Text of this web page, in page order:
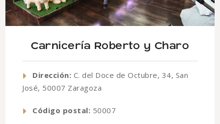
Carnicería Roberto y Charo
Dirección: C. del Doce de Octubre, 34, San
José, 50007 Zaragoza
Código postal: 50007